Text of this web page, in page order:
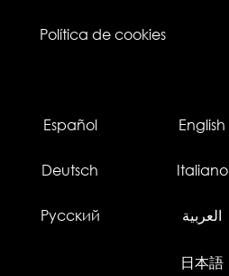
Política de cookies
Español English
Deutsch Italiano
Русский العربية
日本語